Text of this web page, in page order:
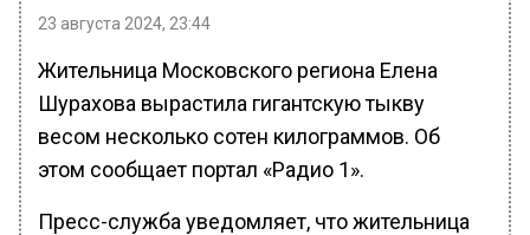
23 августа 2024, 23:44
Жительница Московского региона Елена
Шурахова вырастила гигантскую тыкву
весом несколько сотен килограммов. Об
этом сообщает портал «Радио 1».
Пресс-служба уведомляет, что жительница